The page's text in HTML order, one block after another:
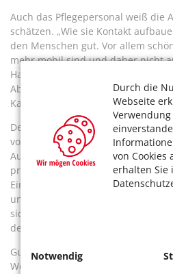
Durch die
Webseite
Verwendung
von Cookies
erhalten Sie
Notwendig
Auch das Pflegepersonal weiß die
schätzen. „Wie sie Kontakt
den Menschen gut. Vor allem
mehr mobil sind und daher nicht
Hauses teilnehmen können. Für
Abwechslung“, sagt Anette König
Katharina-von-Bora-Hauses.
Der gemeinnützige Verein „Kölner
von Kölner Künstlerinnen und
Aufgabe ist es, die Klinikclownerie
professionell anzubieten, die
Einrichtungen zu koordinieren,
und die Finanzierung über
sichern“, erläutert Beate Zacharias
des Vereins.
Gut die Hälfte der Einsätze findet
Wert wird auf eine hohe Qualität